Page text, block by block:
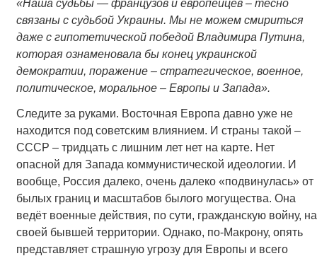
«Наша судьбы — французов и европейцев – тесно
связаны с судьбой Украины. Мы не можем смириться
даже с гипотетической победой Владимира Путина,
которая ознаменовала бы конец украинской
демократии, поражение – стратегическое, военное,
политическое, моральное – Европы и Запада».
Следите за руками. Восточная Европа давно уже не
находится под советским влиянием. И страны такой –
СССР – тридцать с лишним лет нет на карте. Нет
опасной для Запада коммунистической идеологии. И
вообще, Россия далеко, очень далеко «подвинулась» от
былых границ и масштабов былого могущества. Она
ведёт военные действия, по сути, гражданскую войну, на
своей бывшей территории. Однако, по-Макрону, опять
представляет страшную угрозу для Европы и всего